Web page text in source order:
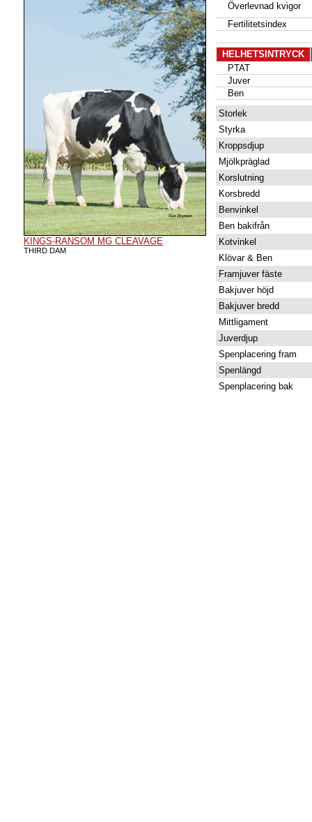
KINGS-RANSOM MG CLEAVAGE
THIRD DAM
Överlevnad kvigor
Fertilitetsindex
HELHETSINTRYCK
PTAT
Juver
Ben
Storlek
Styrka
Kroppsdjup
Mjölkpräglad
Korslutning
Korsbredd
Benvinkel
Ben bakifrån
Kotvinkel
Klövar & Ben
Framjuver fäste
Bakjuver höjd
Bakjuver bredd
Mittligament
Juverdjup
Spenplacering fram
Spenlängd
Spenplacering bak